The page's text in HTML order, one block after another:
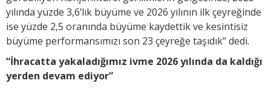
yılında yüzde 3,6’lık büyüme ve 2026 yılının ilk çeyreğinde
ise yüzde 2,5 oranında büyüme kaydettik ve kesintisiz
büyüme performansımızı son 23 çeyreğe taşıdık” dedi.
“İhracatta yakaladığımız ivme 2026 yılında da kaldığı
yerden devam ediyor”